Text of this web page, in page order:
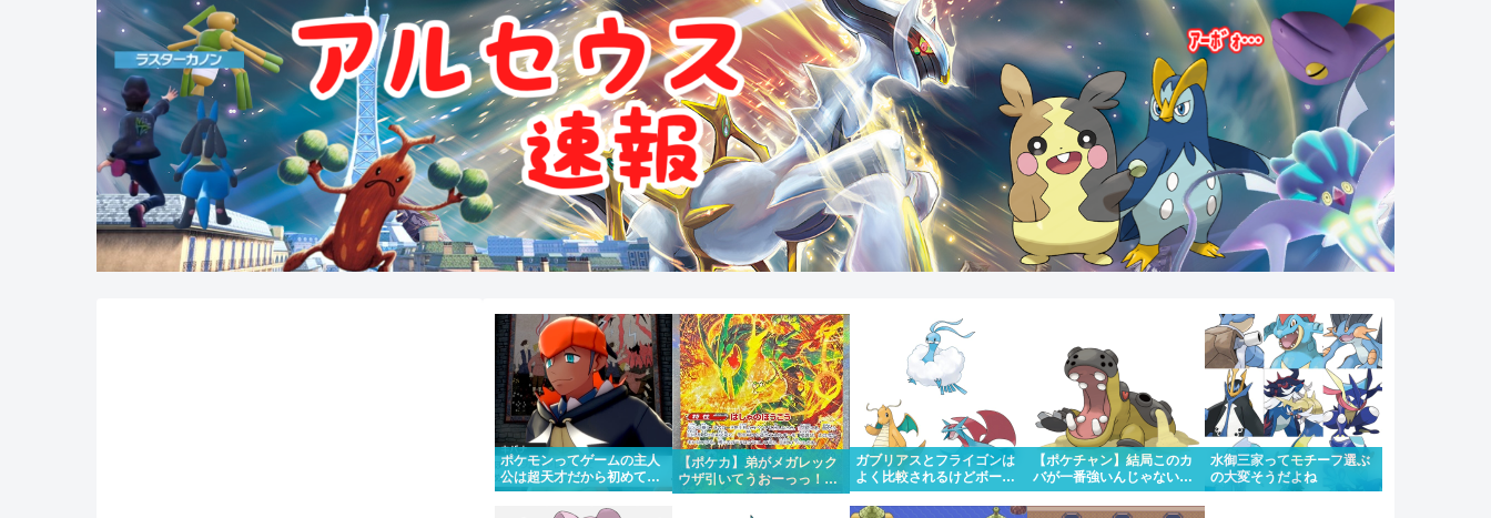
ポケモンってゲームの主人
公は超天才だから初めて出
場したポケモンリーグもさ
くっと優勝しちゃうけど…
【ポケカ】弟がメガレック
ウザ引いてうおーっっ！！
かっけー！！って一緒にな
ってるんだけど…
ガブリアスとフライゴンは
よく比較されるけどボーマ
ンダやカイリューとチルタ
リスってあんまり比較され
【ポケチャン】結局このカ
バが一番強いんじゃない
か？
水御三家ってモチーフ選ぶ
の大変そうだよね